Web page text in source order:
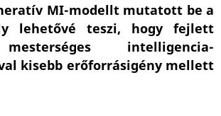
MI-modellt mutatott be a
lehetővé teszi, hogy fejlett
intelligencia-
kisebb erőforrásigény mellett